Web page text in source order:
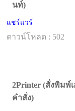
นท์)
แชร์แวร์
ดาวน์โหลด : 502
2Printer (สั่งพิมพ์
คำสั่ง)